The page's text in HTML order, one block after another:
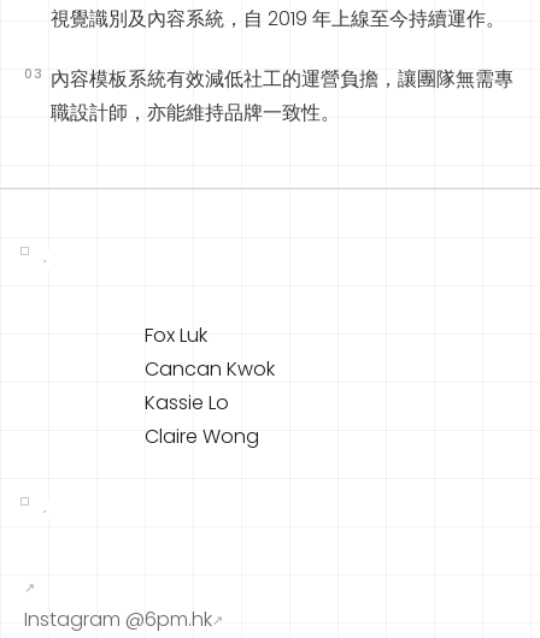
視覺識別及內容系統，自 2019 年上線至今持續運作。
03 內容模板系統有效減低社工的運營負擔，讓團隊無需專
職設計師，亦能維持品牌一致性。
Fox Luk
Cancan Kwok
Kassie Lo
Claire Wong
↗
Instagram @6pm.hk↗